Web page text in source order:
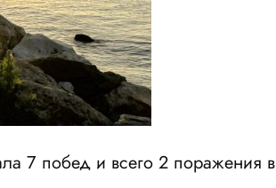
7 побед и всего 2 поражения в